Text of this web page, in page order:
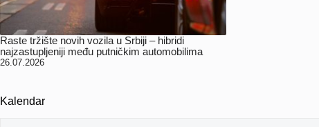
Raste tržište novih vozila u Srbiji – hibridi
najzastupljeniji među putničkim automobilima
26.07.2026
Kalendar